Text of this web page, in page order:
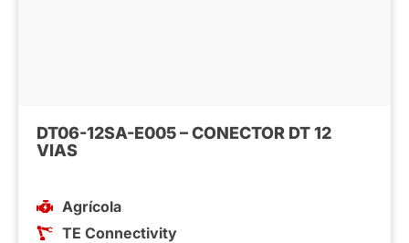
DT06-12SA-E005 – CONECTOR DT 12
VIAS
Agrícola
TE Connectivity